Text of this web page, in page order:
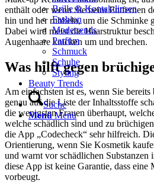
Brille & Kontaktlinsen
Fashion
Modetrends
Parfüm
Schmuck
Schuhe
Styling
Beauty Trends
Suche
Menü Menü
enthält oder wenn Sie beim Entfernen
hin und her rubbeln, um die Schminke
Dabei wird meist die Haarstruktur
Augenhaare knicken um und brechen.
Was hilft gegen
Am einfachsten ist es, wenn Sie
genau auf die Liste der Inhaltsstoffe
die wenigsten Frauen überhaupt,
welche schädlich sind und zu
die App „Codecheck“ sehr hilfreich.
Orientierung, wenn Sie Kosmetik
und warnt vor schädlichen
diese App ist keine Garantie, dass eine
vorbeugt.